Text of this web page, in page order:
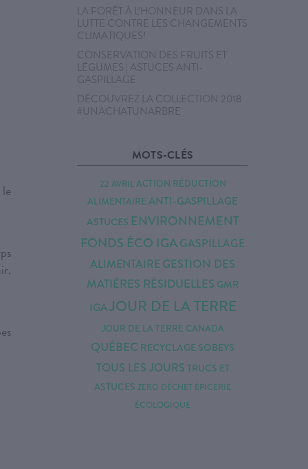
LA FORÊT À L’HONNEUR DANS LA
LUTTE CONTRE LES CHANGEMENTS
CLIMATIQUES!
CONSERVATION DES FRUITS ET
LÉGUMES | ASTUCES ANTI-
GASPILLAGE
DÉCOUVREZ LA COLLECTION 2018
#UNACHATUNARBRE
MOTS-CLÉS
22 AVRILACTION RÉDUCTION
ALIMENTAIRE ANTI-GASPILLAGE
ASTUCES ENVIRONNEMENT
FONDS ÉCO IGAGASPILLAGE
ALIMENTAIREGESTION DES
MATIÈRES RÉSIDUELLES GMR
IGAJOUR DE LA TERRE
JOUR DE LA TERRE CANADA
QUÉBEC RECYCLAGESOBEYS
TOUS LES JOURS TRUCS ET
ASTUCES ZERO DÉCHET ÉPICERIE
ÉCOLOGIQUE